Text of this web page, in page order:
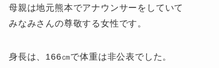
母親は地元熊本でアナウンサーをしていて
みなみさんの尊敬する女性です。
身長は、166㎝で体重は非公表でした。